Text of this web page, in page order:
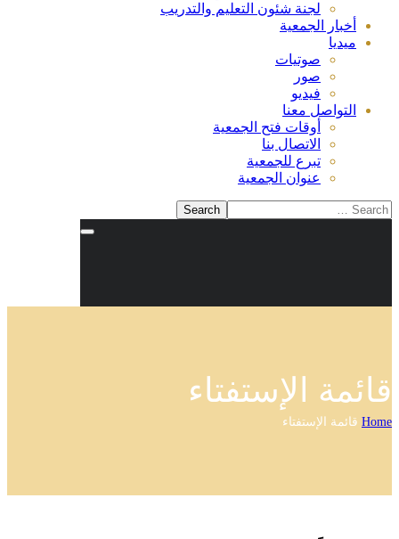
لجنة شئون التعليم والتدريب
أخبار الجمعية
ميديا
صوتيات
صور
فيديو
التواصل معنا
أوقات فتح الجمعية
الاتصال بنا
تبرع للجمعية
عنوان الجمعية
قائمة الإستفتاء
Home قائمة الإستفتاء